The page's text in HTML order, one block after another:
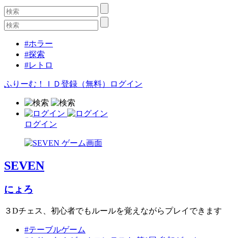
#ホラー
#探索
#レトロ
ふりーむ！ＩＤ登録（無料） ログイン
ログイン
SEVEN
にょろ
３Dチェス、初心者でもルールを覚えながらプレイできます
#テーブルゲーム